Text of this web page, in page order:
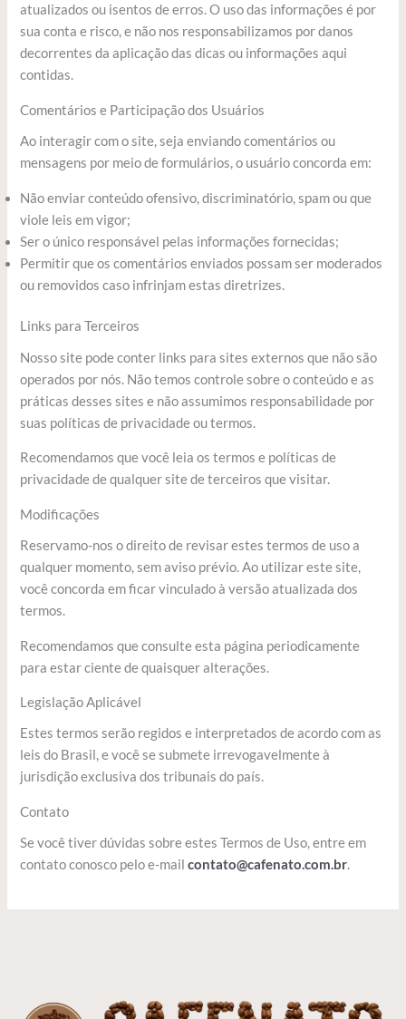
atualizados ou isentos de erros. O uso das informações é por
sua conta e risco, e não nos responsabilizamos por danos
decorrentes da aplicação das dicas ou informações aqui
contidas.
Comentários e Participação dos Usuários
Ao interagir com o site, seja enviando comentários ou
mensagens por meio de formulários, o usuário concorda em:
Não enviar conteúdo ofensivo, discriminatório, spam ou que
viole leis em vigor;
Ser o único responsável pelas informações fornecidas;
Permitir que os comentários enviados possam ser moderados
ou removidos caso infrinjam estas diretrizes.
Links para Terceiros
Nosso site pode conter links para sites externos que não são
operados por nós. Não temos controle sobre o conteúdo e as
práticas desses sites e não assumimos responsabilidade por
suas políticas de privacidade ou termos.
Recomendamos que você leia os termos e políticas de
privacidade de qualquer site de terceiros que visitar.
Modificações
Reservamo-nos o direito de revisar estes termos de uso a
qualquer momento, sem aviso prévio. Ao utilizar este site,
você concorda em ficar vinculado à versão atualizada dos
termos.
Recomendamos que consulte esta página periodicamente
para estar ciente de quaisquer alterações.
Legislação Aplicável
Estes termos serão regidos e interpretados de acordo com as
leis do Brasil, e você se submete irrevogavelmente à
jurisdição exclusiva dos tribunais do país.
Contato
Se você tiver dúvidas sobre estes Termos de Uso, entre em
contato conosco pelo e-mailcontato@cafenato.com.br.